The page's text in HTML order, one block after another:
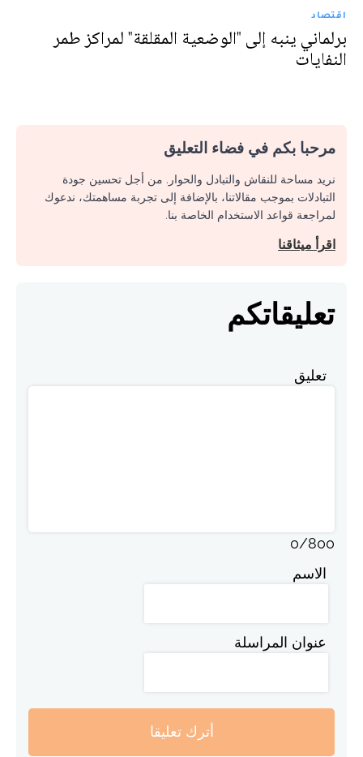
اقتصاد
برلماني ينبه إلى "الوضعية المقلقة" لمراكز طمر
النفايات
مرحبا بكم في فضاء التعليق
نريد مساحة للنقاش والتبادل والحوار. من أجل تحسين جودة
التبادلات بموجب مقالاتنا، بالإضافة إلى تجربة مساهمتك، ندعوك
لمراجعة قواعد الاستخدام الخاصة بنا.
اقرأ ميثاقنا
تعليقاتكم
تعليق
0/800
الاسم
عنوان المراسلة
أترك تعليقا